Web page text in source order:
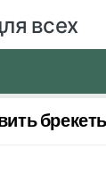
всех